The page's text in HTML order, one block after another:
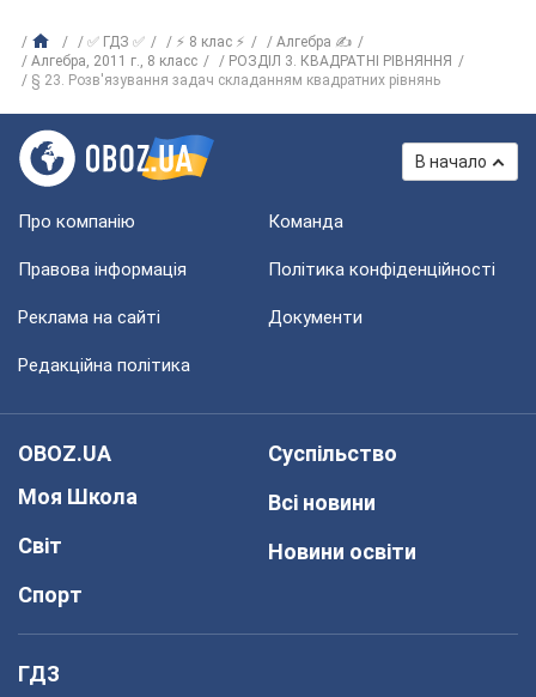
✅ ГДЗ ✅ ⚡ 8 клас ⚡
Алгебра ✍
Алгебра, 2011 г., 8 класс
РОЗДІЛ 3. КВАДРАТНІ РІВНЯННЯ
§ 23. Розв'язування задач складанням квадратних рівнянь
В начало
Про компанію Команда
Правова інформація Політика конфіденційності
Реклама на сайті Документи
Редакційна політика
OBOZ.UA
Моя Школа
Світ
Спорт
Суспільство
Всі новини
Новини освіти
ГДЗ